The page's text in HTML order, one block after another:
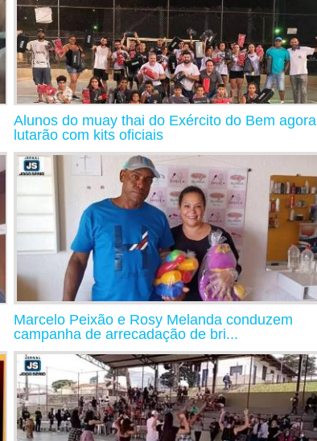
Alunos do muay thai do Exército do Bem agora
lutarão com kits oficiais
Marcelo Peixão e Rosy Melanda conduzem
campanha de arrecadação de bri...